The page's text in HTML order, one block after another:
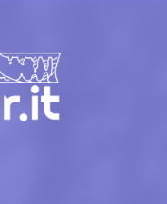
mycooltour